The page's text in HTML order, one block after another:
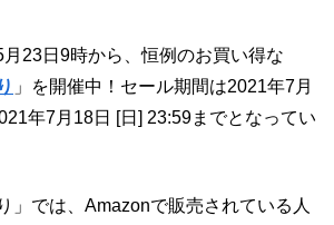
23日9時から、恒例のお買い得な
」を開催中！セール期間は2021年7月
年7月18日 [日] 23:59までとなってい
」では、Amazonで販売されている人